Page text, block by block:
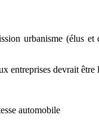
urbanisme (élus
entreprises devrait
automobile